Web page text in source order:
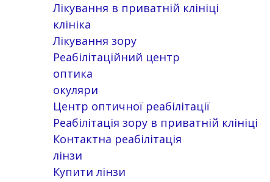
Лікування в приватній клініці
клініка
Лікування зору
Реабілітаційний центр
оптика
окуляри
Центр оптичної реабілітації
Реабілітація зору в приватній клініці
Контактна реабілітація
лінзи
Купити лінзи